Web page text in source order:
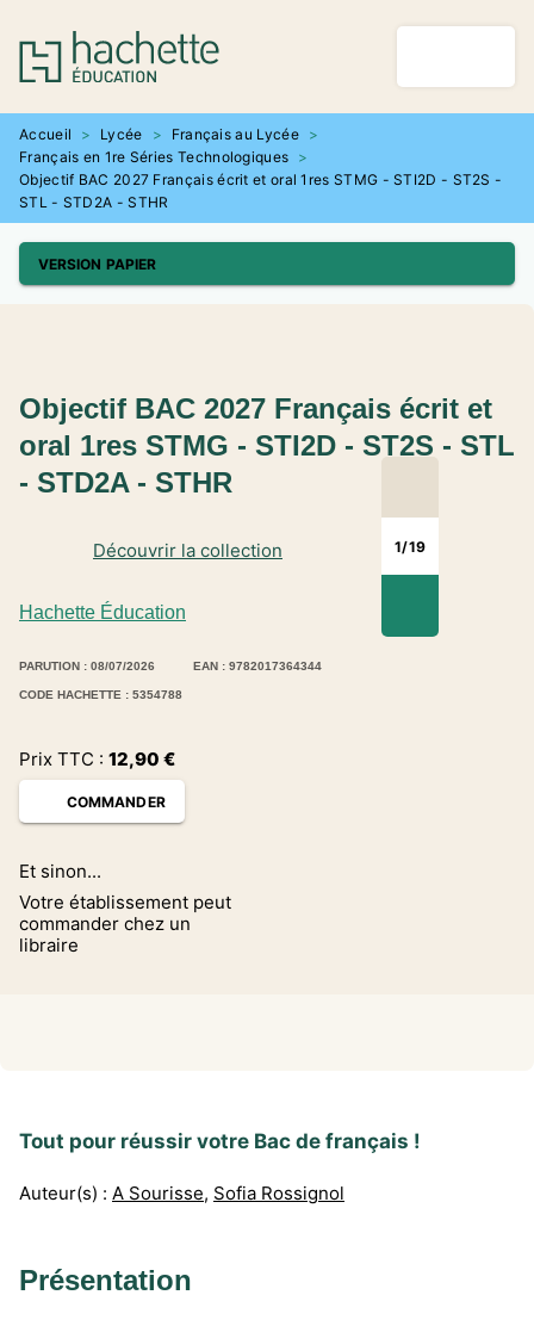
MENU RECHERCHE
PIED DE PAGE
Accueil > Lycée > Français au Lycée
>
Français en 1re Séries Technologiques >
Objectif BAC 2027 Français écrit et oral 1res STMG - STI2D - ST2S -
STL - STD2A - STHR
VERSION PAPIER
1/19
Hachette Éducation
Découvrir la collection
Objectif BAC 2027 Français écrit et
oral 1res STMG - STI2D - ST2S - STL
- STD2A - STHR
PARUTION : 08/07/2026 EAN : 9782017364344
CODE HACHETTE : 5354788
Prix TTC : 12,90 €
COMMANDER
Et sinon...
Votre établissement peut
commander chez un
libraire
Tout pour réussir votre Bac de français !
Auteur(s) : A Sourisse, Sofia Rossignol
Présentation